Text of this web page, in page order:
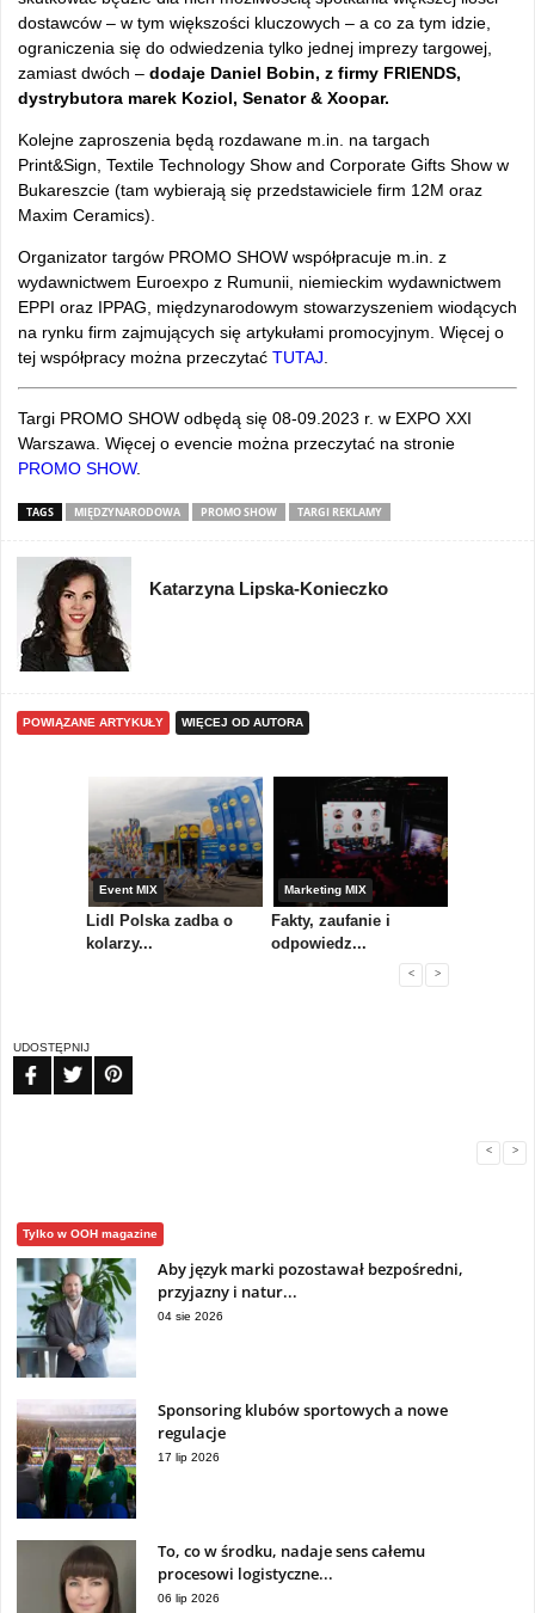
dostawców – w tym większości kluczowych – a co za tym idzie,
ograniczenia się do odwiedzenia tylko jednej imprezy targowej,
zamiast dwóch – dodaje Daniel Bobin, z firmy FRIENDS,
dystrybutora marek Koziol, Senator & Xoopar.
Kolejne zaproszenia będą rozdawane m.in. na targach
Print&Sign, Textile Technology Show and Corporate Gifts Show w
Bukareszcie (tam wybierają się przedstawiciele firm 12M oraz
Maxim Ceramics).
Organizator targów PROMO SHOW współpracuje m.in. z
wydawnictwem Euroexpo z Rumunii, niemieckim wydawnictwem
EPPI oraz IPPAG, międzynarodowym stowarzyszeniem wiodących
na rynku firm zajmujących się artykułami promocyjnym. Więcej o
tej współpracy można przeczytać TUTAJ
Targi PROMO SHOW odbędą się 08-09.2023 r. w EXPO XXI
Warszawa. Więcej o evencie można przeczytać na stronie
PROMO SHOW.
TAGS MIĘDZYNARODOWA PROMO SHOW TARGI REKLAMY
Katarzyna Lipska-Konieczko
POWIĄZANE ARTYKUŁY WIĘCEJ OD AUTORA
Event MIX
Lidl Polska zadba o
kolarzy...
Marketing MIX
Fakty, zaufanie i
odpowiedz...
< >
UDOSTĘPNIJ
< >
Tylko w OOH magazine
Aby język marki pozostawał bezpośredni,
przyjazny i natur...
04 sie 2026
Sponsoring klubów sportowych a nowe
regulacje
17 lip 2026
To, co w środku, nadaje sens całemu
procesowi logistyczne...
06 lip 2026